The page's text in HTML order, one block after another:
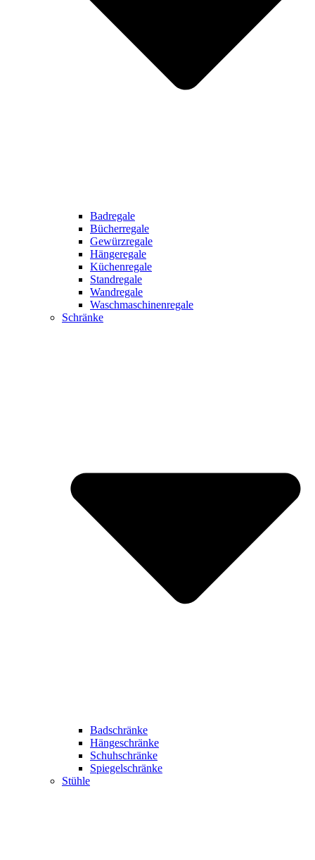
Badregale
Bücherregale
Gewürzregale
Hängeregale
Küchenregale
Standregale
Wandregale
Waschmaschinenregale
Schränke
Badschränke
Hängeschränke
Schuhschränke
Spiegelschränke
Stühle